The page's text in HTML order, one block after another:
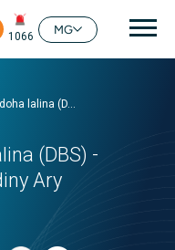
1066
MG
lalina (D...
(DBS) -
Ary